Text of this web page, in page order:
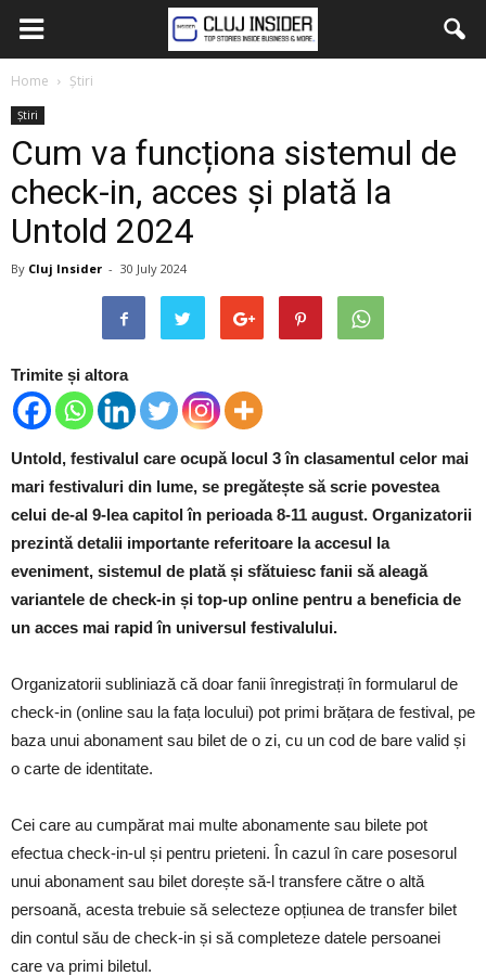
Home Știri
Știri
Cum va funcționa sistemul de
check-in, acces și plată la
Untold 2024
By Cluj Insider - 30 July 2024
Trimite și altora
Untold, festivalul care ocupă locul 3 în clasamentul celor mai
mari festivaluri din lume, se pregătește să scrie povestea
celui de-al 9-lea capitol în perioada 8-11 august. Organizatorii
prezintă detalii importante referitoare la accesul la
eveniment, sistemul de plată și sfătuiesc fanii să aleagă
variantele de check-in și top-up online pentru a beneficia de
un acces mai rapid în universul festivalului.
Organizatorii subliniază că doar fanii înregistrați în formularul de
check-in (online sau la fața locului) pot primi brățara de festival, pe
baza unui abonament sau bilet de o zi, cu un cod de bare valid și
o carte de identitate.
Cei care au cumpărat mai multe abonamente sau bilete pot
efectua check-in-ul și pentru prieteni. În cazul în care posesorul
unui abonament sau bilet dorește să-l transfere către o altă
persoană, acesta trebuie să selecteze opțiunea de transfer bilet
din contul său de check-in și să completeze datele persoanei
care va primi biletul.